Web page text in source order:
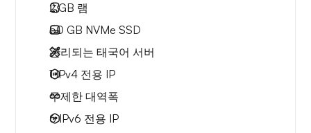
2 GB 램
50 GB NVMe SSD
관리되는 태국어 서버
1 IPv4 전용 IP
무제한 대역폭
6 IPv6 전용 IP